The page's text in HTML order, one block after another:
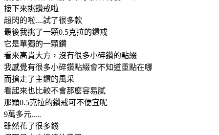
接下來挑鑽戒啦
超閃的啦....試了很多款
最後我挑了一顆0.5克拉的鑽戒
它是單獨的一顆鑽
看來高貴大方，沒有很多小碎鑽的點綴
我感覺有很多小碎鑽點綴會不知道重點在哪
而搶走了主鑽的風采
看起來也比較不會那麼容易膩
那顆0.5克拉的鑽戒可不便宜呢
9萬多元.....
雖然花了很多錢